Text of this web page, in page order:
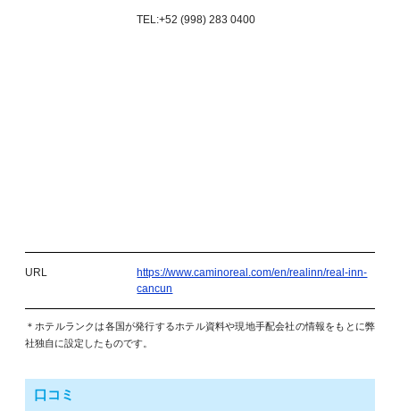
TEL:+52 (998) 283 0400
URL
https://www.caminoreal.com/en/realinn/real-inn-
cancun
＊ホテルランクは各国が発行するホテル資料や現地手配会社の情報をもとに弊
社独自に設定したものです。
口コミ